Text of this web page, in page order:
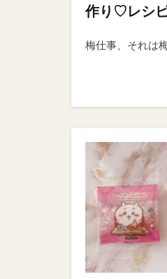
作り♡レシ
梅仕事、それは